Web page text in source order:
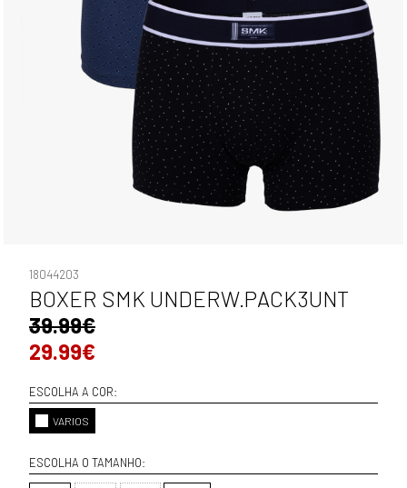
18044203
BOXER SMK UNDERW.PACK3UNT
39.99€
29.99€
ESCOLHA A COR:
VARIOS
ESCOLHA O TAMANHO: